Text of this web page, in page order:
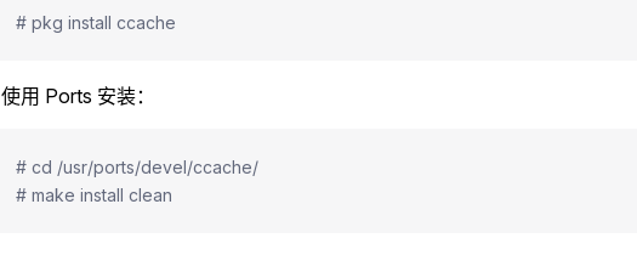
# pkg install ccache
使用 Ports 安装：
# cd /usr/ports/devel/ccache/
# make install clean